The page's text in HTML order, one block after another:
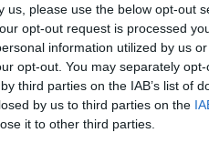
please use the below opt-out
opt-out request is processed
information utilized by us
opt-out. You may separately
third parties on the IAB’s list of
by us to third parties on the
it to other third parties.